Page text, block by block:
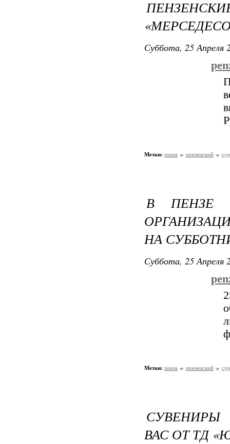
Суббота, 25 Апреля
Метки: пенза пензенский
В ПЕНЗЕ
НА
Суббота, 25 Апреля
Метки: пенза пензенский
ВАС ОТ ТД